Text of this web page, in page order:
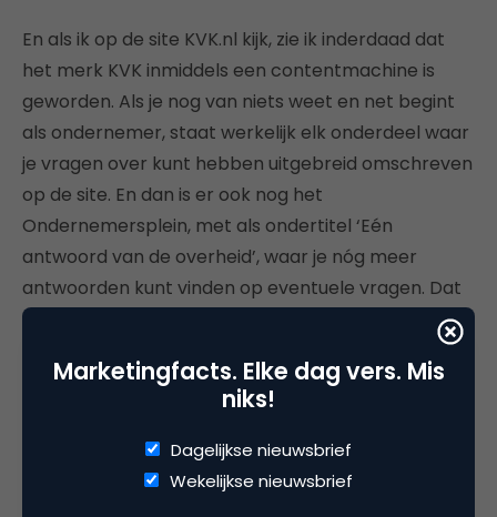
En als ik op de site KVK.nl kijk, zie ik inderdaad dat
het merk KVK inmiddels een contentmachine is
geworden. Als je nog van niets weet en net begint
als ondernemer, staat werkelijk elk onderdeel waar
je vragen over kunt hebben uitgebreid omschreven
op de site. En dan is er ook nog het
Ondernemersplein, met als ondertitel ‘Eén
antwoord van de overheid’, waar je nóg meer
antwoorden kunt vinden op eventuele vragen. Dat
past inderdaad wel bij de piekerende ondernemer
De vragen die de ondernemer in de campagne
ondernemer worstelt af en toe met dergelijke
vragen. In mijn geval gooi ik die dan in de groep bij
Marketingfacts. Elke dag vers. Mis
niks!
Dagelijkse nieuwsbrief
Wekelijkse nieuwsbrief